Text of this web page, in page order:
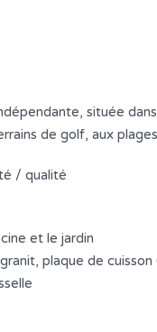
située
de golf, aux
/ qualité
et le jardin
plaque de